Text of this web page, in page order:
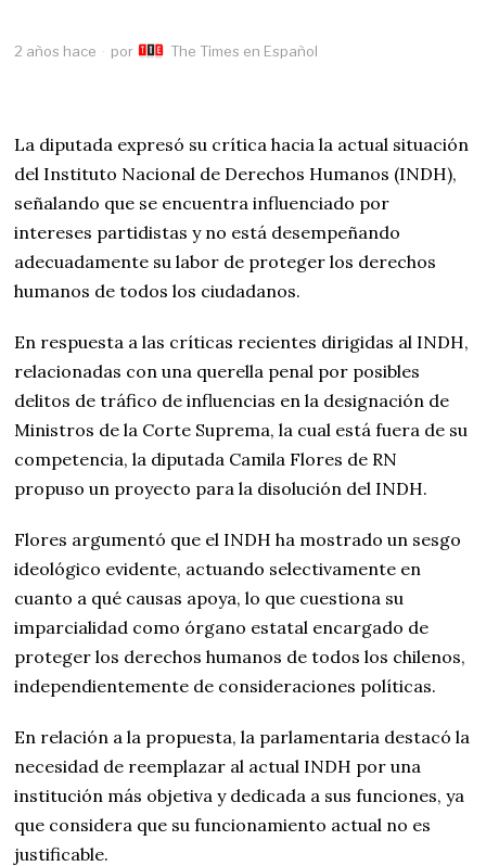
2 años hace por The Times en Español
La diputada expresó su crítica hacia la actual situación
del Instituto Nacional de Derechos Humanos (INDH),
señalando que se encuentra influenciado por
intereses partidistas y no está desempeñando
adecuadamente su labor de proteger los derechos
humanos de todos los ciudadanos.
En respuesta a las críticas recientes dirigidas al INDH,
relacionadas con una querella penal por posibles
delitos de tráfico de influencias en la designación de
Ministros de la Corte Suprema, la cual está fuera de su
competencia, la diputada Camila Flores de RN
propuso un proyecto para la disolución del INDH.
Flores argumentó que el INDH ha mostrado un sesgo
ideológico evidente, actuando selectivamente en
cuanto a qué causas apoya, lo que cuestiona su
imparcialidad como órgano estatal encargado de
proteger los derechos humanos de todos los chilenos,
independientemente de consideraciones políticas.
En relación a la propuesta, la parlamentaria destacó la
necesidad de reemplazar al actual INDH por una
institución más objetiva y dedicada a sus funciones, ya
que considera que su funcionamiento actual no es
justificable.